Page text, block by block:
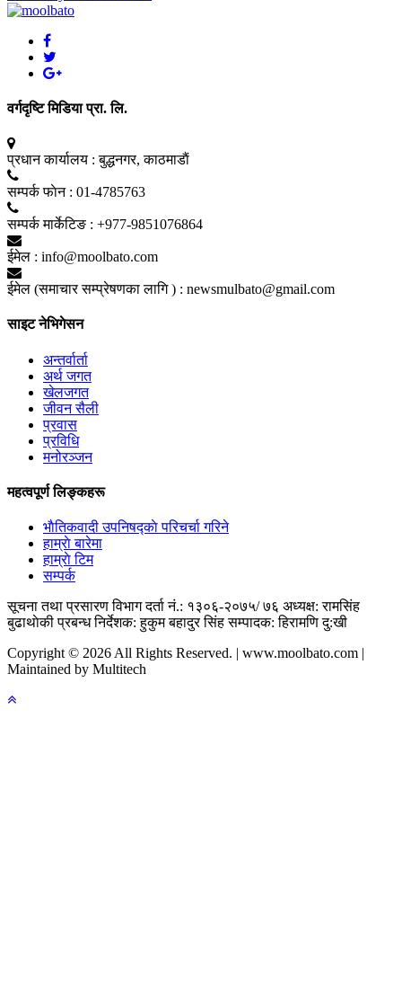
वर्गदृष्टि मिडिया प्रा. लि.
प्रधान कार्यालय : बुद्धनगर, काठमाडाैं
सम्पर्क फाेन : 01-4785763
सम्पर्क मार्केटिङ : +977-9851076864
ईमेल : info@moolbato.com
ईमेल (समाचार सम्प्रेषणका लागि ) : newsmulbato@gmail.com
साइट नेभिगेसन
अन्तर्वार्ता
अर्थ जगत
खेलजगत
जीवन सैली
प्रवास
प्रविधि
मनोरञ्जन
महत्वपूर्ण लिङ्कहरू
भाैतिकवादी उपनिषद्काे परिचर्चा गरिने
हाम्राे बारेमा
हाम्राे टिम
सम्पर्क
सूचना तथा प्रसारण विभाग दर्ता नं.: १३०६-२०७५/ ७६ अध्यक्ष: रामसिंह
बुढाथाेकी प्रबन्ध निर्देशक: हुकुम बहादुर सिंह सम्पादक: हिरामणि दु:खी
Copyright © 2026 All Rights Reserved. | www.moolbato.com |
Maintained by Multitech